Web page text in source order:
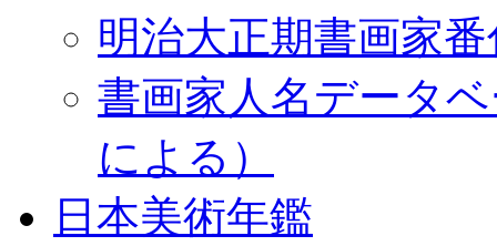
明治大正期書画家
書画家人名データ
による）
日本美術年鑑